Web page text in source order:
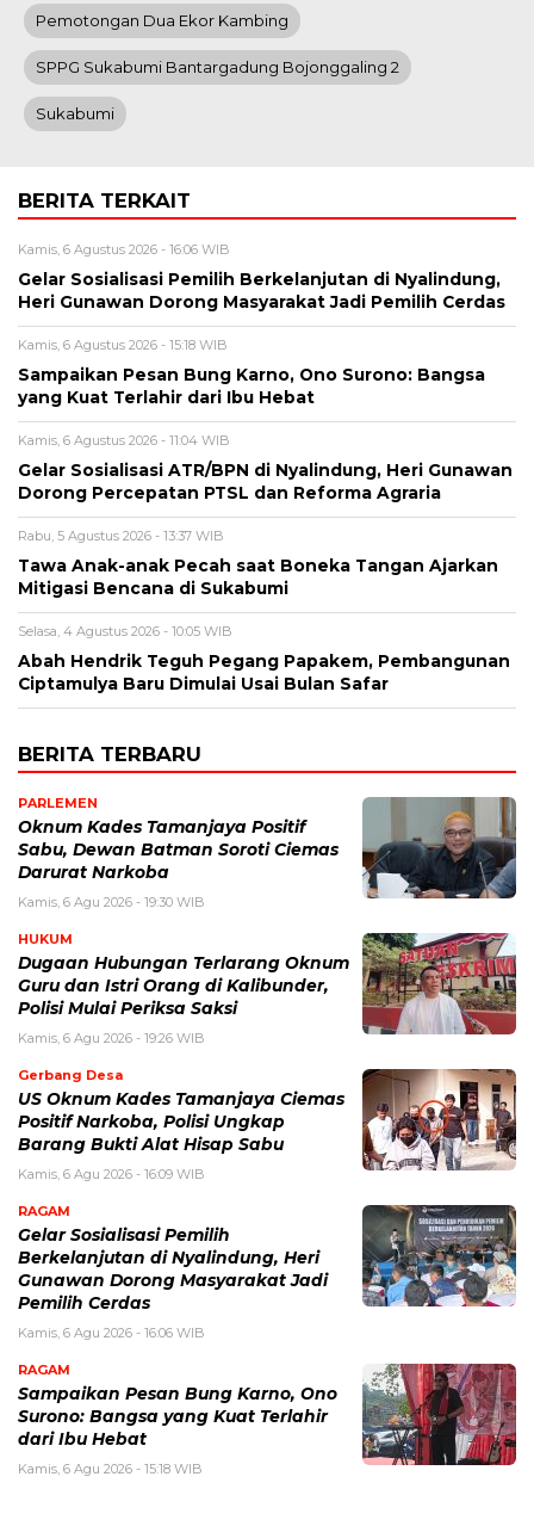
Pemotongan Dua Ekor Kambing
SPPG Sukabumi Bantargadung Bojonggaling 2
Sukabumi
BERITA TERKAIT
Kamis, 6 Agustus 2026 - 16:06 WIB
Gelar Sosialisasi Pemilih Berkelanjutan di Nyalindung,
Heri Gunawan Dorong Masyarakat Jadi Pemilih Cerdas
Kamis, 6 Agustus 2026 - 15:18 WIB
Sampaikan Pesan Bung Karno, Ono Surono: Bangsa
yang Kuat Terlahir dari Ibu Hebat
Kamis, 6 Agustus 2026 - 11:04 WIB
Gelar Sosialisasi ATR/BPN di Nyalindung, Heri Gunawan
Dorong Percepatan PTSL dan Reforma Agraria
Rabu, 5 Agustus 2026 - 13:37 WIB
Tawa Anak-anak Pecah saat Boneka Tangan Ajarkan
Mitigasi Bencana di Sukabumi
Selasa, 4 Agustus 2026 - 10:05 WIB
Abah Hendrik Teguh Pegang Papakem, Pembangunan
Ciptamulya Baru Dimulai Usai Bulan Safar
BERITA TERBARU
PARLEMEN
Oknum Kades Tamanjaya Positif
Sabu, Dewan Batman Soroti Ciemas
Darurat Narkoba
Kamis, 6 Agu 2026 - 19:30 WIB
HUKUM
Dugaan Hubungan Terlarang Oknum
Guru dan Istri Orang di Kalibunder,
Polisi Mulai Periksa Saksi
Kamis, 6 Agu 2026 - 19:26 WIB
Gerbang Desa
US Oknum Kades Tamanjaya Ciemas
Positif Narkoba, Polisi Ungkap
Barang Bukti Alat Hisap Sabu
Kamis, 6 Agu 2026 - 16:09 WIB
RAGAM
Gelar Sosialisasi Pemilih
Berkelanjutan di Nyalindung, Heri
Gunawan Dorong Masyarakat Jadi
Pemilih Cerdas
Kamis, 6 Agu 2026 - 16:06 WIB
RAGAM
Sampaikan Pesan Bung Karno, Ono
Surono: Bangsa yang Kuat Terlahir
dari Ibu Hebat
Kamis, 6 Agu 2026 - 15:18 WIB